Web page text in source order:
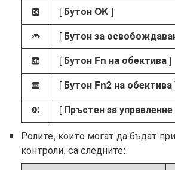
k [ Бутон OK]
G [ Бутон за
S [ Бутон Fn на обектива]
3 [ Бутон Fn2 на обектива
l [ Пръстен за
Ролите, които могат да бъдат
контроли, са следните: